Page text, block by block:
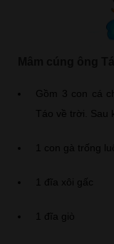
Gồm 3 con cá
Táo về trời. Sau
1 con gà trống
1 đĩa xôi gấc
1 đĩa giò